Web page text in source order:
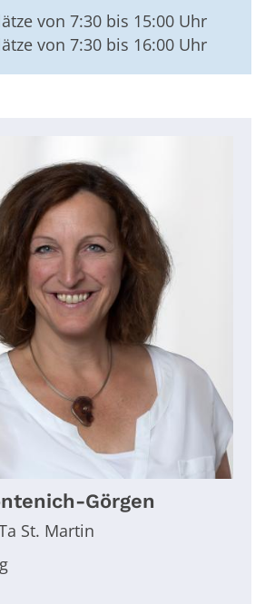
von 7:30 bis 15:00 Uhr
von 7:30 bis 16:00 Uhr
Görgen
St. Martin